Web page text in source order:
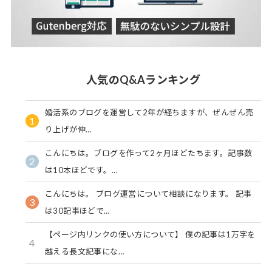
人気のQ&Aランキング
1
婚活系のブログを運営して2年が経ちますが、ぜんぜん売
り上げが伸…
2
こんにちは。ブログを作って2ヶ月ほどたちます。記事数
は10本ほどです。…
3
こんにちは。 ブログ運営について相談になります。 記事
は30記事ほどで…
4
【ページ内リンクの使い方について】 僕の記事は1万字を
越える長文記事にな…